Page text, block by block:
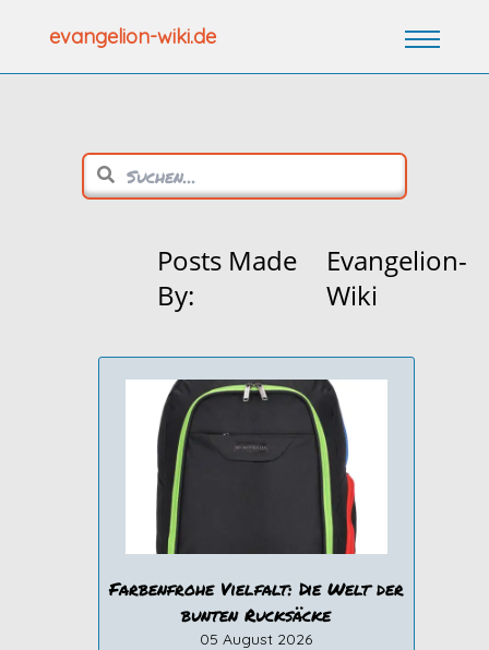
evangelion-wiki.de
Posts Made
By:
Evangelion-
Wiki
Farbenfrohe Vielfalt: Die Welt der
bunten Rucksäcke
05 August 2026